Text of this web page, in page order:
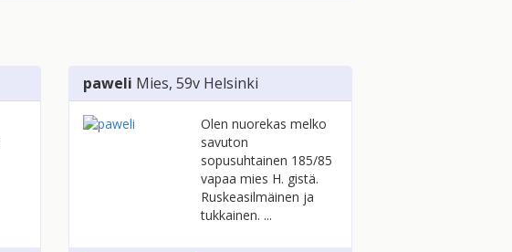
paweli Mies, 59v Helsinki
Olen nuorekas melko
savuton
sopusuhtainen 185/85
vapaa mies H. gistä.
Ruskeasilmäinen ja
tukkainen. ...